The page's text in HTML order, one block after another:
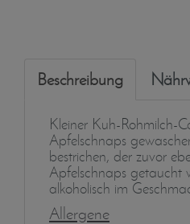
Beschreibung
Kleiner Kuh-Rohmilch-
Apfelschnaps
bestrichen, der zuvor
Apfelschnaps getaucht
alkoholisch im
Allergene